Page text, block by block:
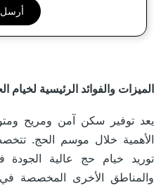
والفوائد الرئيسية لخيام
توفير سكن آمن ومريح
خلال موسم الحج.
خيام حج عالية
الأخرى المخصصة في